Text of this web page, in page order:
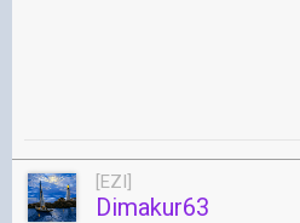
[EZI]
Dimakur63